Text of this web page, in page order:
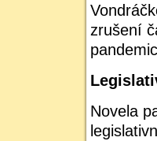
zrušení
Novela